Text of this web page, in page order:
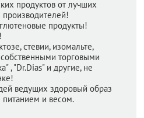
продуктов от лучших
продукты!
стевии, изомальте,
торговыми
, "Dr.Dias" и другие, не
ведущих здоровый образ
и весом.